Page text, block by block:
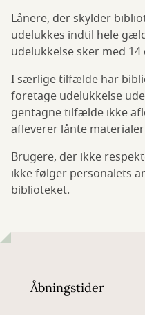
Lånere, der skylder
udelukkes indtil hele
udelukkelse sker med
I særlige tilfælde har
foretage udelukkelse
gentagne tilfælde ikke
afleverer lånte
Brugere, der ikke
ikke følger personalets
biblioteket.
Åbningstider